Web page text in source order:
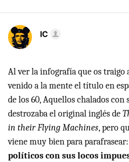
IC
Al ver la infografía que os traigo
venido a la mente el título en
de los 60, Aquellos chalados con
destrozaba el original inglés de
in their Flying Machines, pero
viene muy bien para parafrasear:
políticos con sus locos